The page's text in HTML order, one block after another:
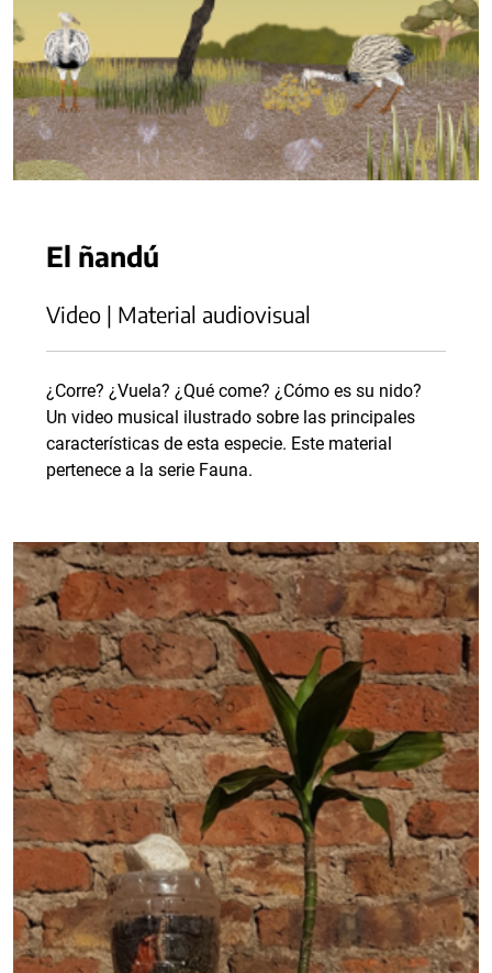
El ñandú
Video | Material audiovisual
¿Corre? ¿Vuela? ¿Qué come? ¿Cómo es su nido?
Un video musical ilustrado sobre las principales
características de esta especie. Este material
pertenece a la serie Fauna.